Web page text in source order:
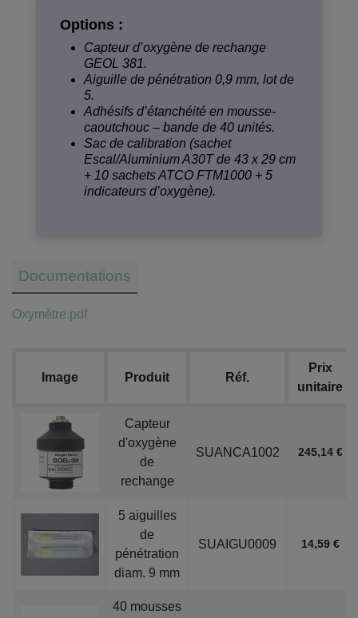
Options :
Capteur d’oxygène de rechange
GEOL 381.
Aiguille de pénétration 0,9 mm, lot de
5.
Adhésifs d’étanchéité en mousse-
caoutchouc – bande de 40 unités.
Sac de calibration (sachet
Escal/Aluminium A30T de 43 x 29 cm
+ 10 sachets ATCO FTM1000 + 5
indicateurs d’oxygène).
Documentations
Oxymètre.pdf
Image Produit Réf.
Prix
unitaire
Capteur
d'oxygène
de
rechange
SUANCA1002 245,14 €
5 aiguilles
de
pénétration
diam. 9 mm
SUAIGU0009 14,59 €
40 mousses